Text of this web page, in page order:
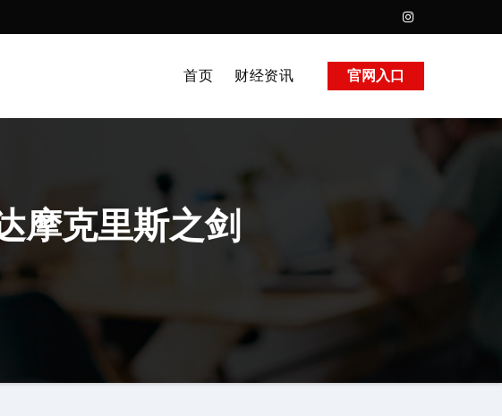
首页 财经资讯 官网入口
摩克里斯之剑